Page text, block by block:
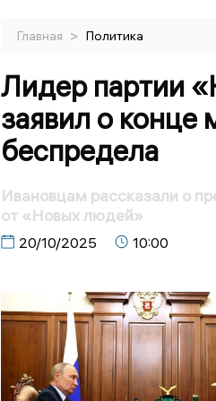
Главная > Политика
Лидер партии
заявил о конце
беспредела
Ивановцам рассказали о
от «Новых людей»
20/10/2025 10:00